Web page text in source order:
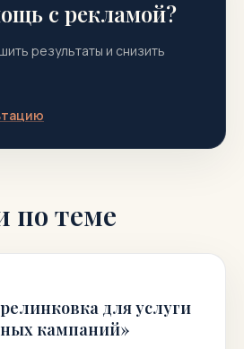
с рекламой?
результаты и снизить
по теме
для услуги
кампаний»